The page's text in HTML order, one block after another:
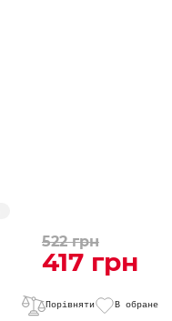
522 грн
417 грн
Порівняти В обране